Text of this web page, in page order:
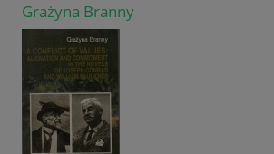
Grażyna Branny